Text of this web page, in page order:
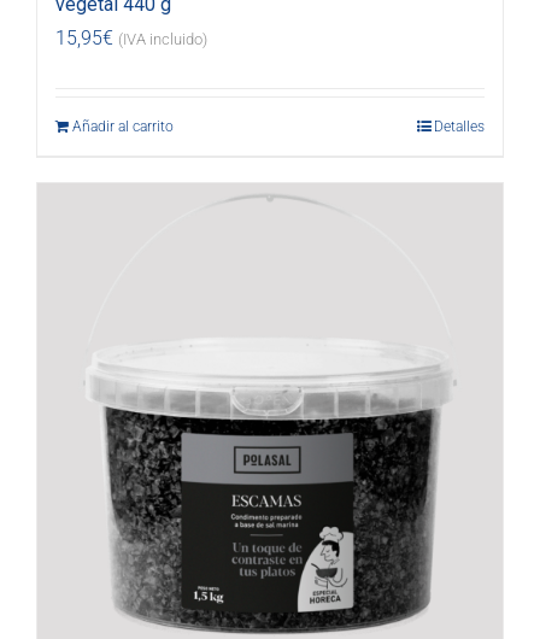
15,95€ (IVA incluido)
Añadir al carrito Detalles